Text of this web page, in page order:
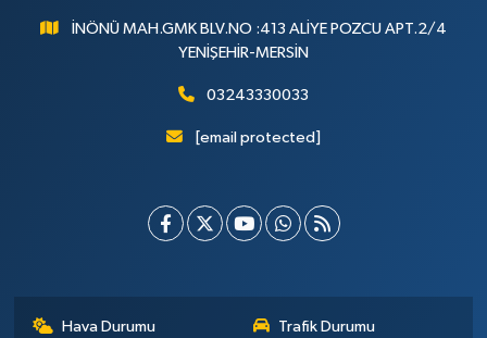
İNÖNÜ MAH.GMK BLV.NO :413 ALİYE POZCU APT.2/4
YENİŞEHİR-MERSİN
03243330033
[email protected]
Hava Durumu Trafik Durumu